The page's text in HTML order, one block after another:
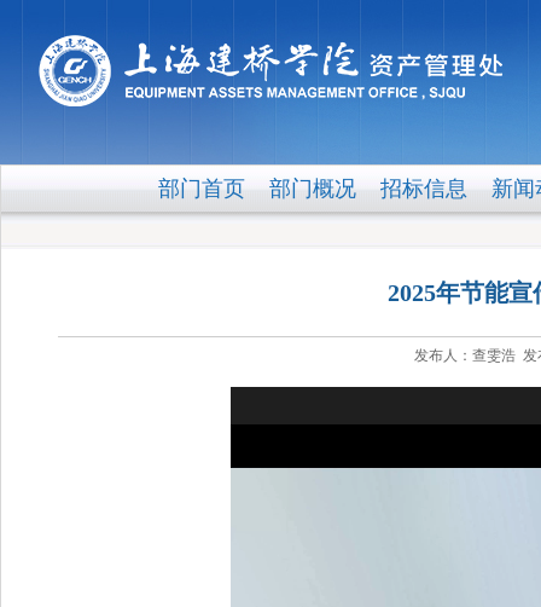
部门首页 部门概况 招标信息 新闻
2025年节能
发布人：查雯浩